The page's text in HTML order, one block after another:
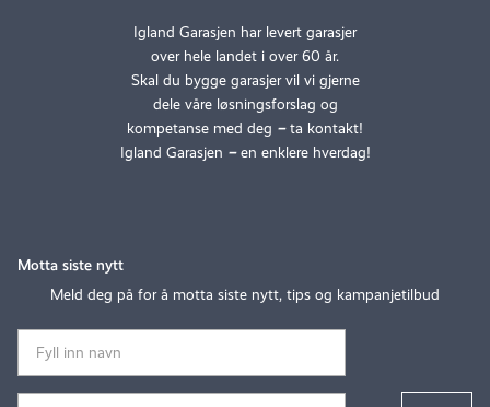
Igland Garasjen har levert garasjer
over hele landet i over 60 år.
Skal du bygge garasjer vil vi gjerne
dele våre løsningsforslag og
kompetanse med deg –ta kontakt!
Igland Garasjen –en enklere hverdag!
Motta siste nytt
Meld deg på for å motta siste nytt, tips og kampanjetilbud